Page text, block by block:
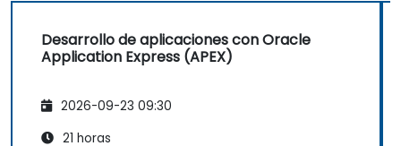
Desarrollo de aplicaciones con Oracle
Application Express (APEX)
2026-09-23 09:30
21 horas